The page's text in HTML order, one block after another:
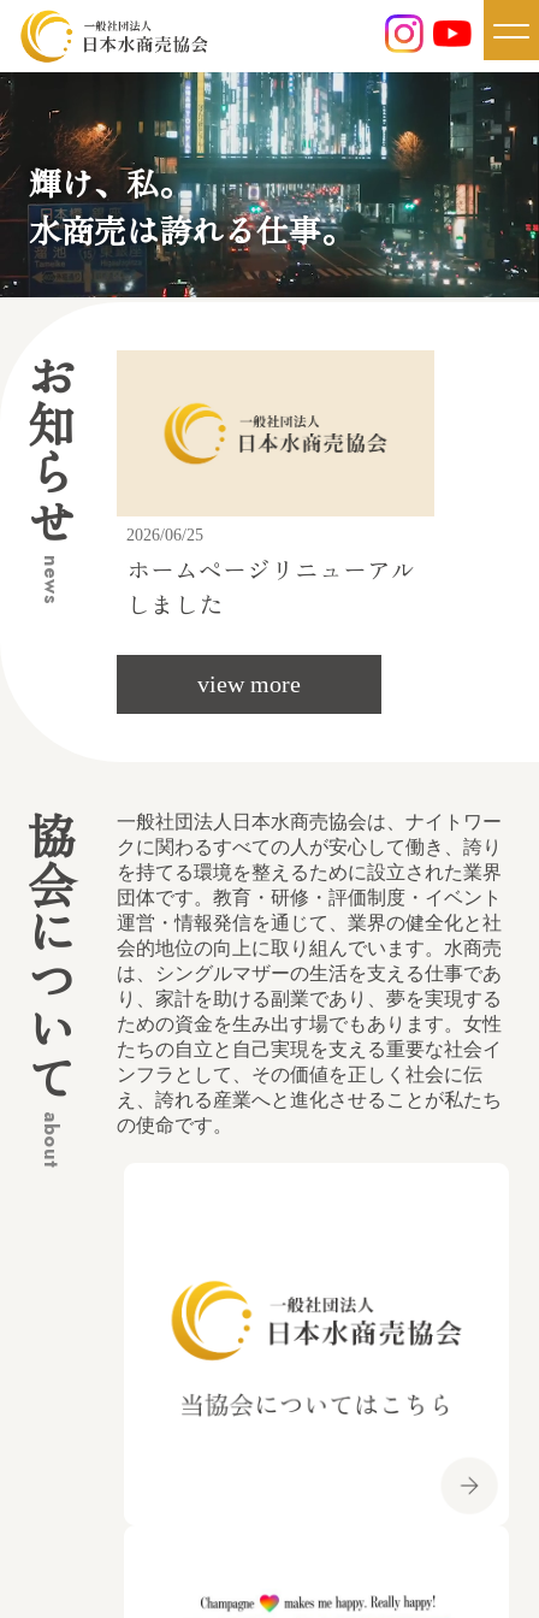
輝け、私。
水商売は誇れる仕事。
お知らせ
news
2026/06/25
ホームページリニューアル
しました
view more
協会について
about
一般社団法人日本水商売協会は、ナイトワー
クに関わるすべての人が安心して働き、誇り
を持てる環境を整えるために設立された業界
団体です。教育・研修・評価制度・イベント
運営・情報発信を通じて、業界の健全化と社
会的地位の向上に取り組んでいます。水商売
は、シングルマザーの生活を支える仕事であ
り、家計を助ける副業であり、夢を実現する
ための資金を生み出す場でもあります。女性
たちの自立と自己実現を支える重要な社会イ
ンフラとして、その価値を正しく社会に伝
え、誇れる産業へと進化させることが私たち
の使命です。